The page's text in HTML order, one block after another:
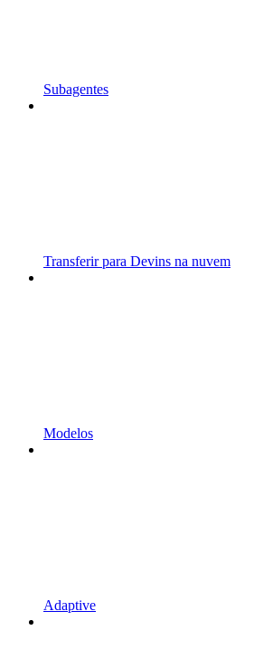
Subagentes
Transferir para Devins na nuvem
Modelos
Adaptive